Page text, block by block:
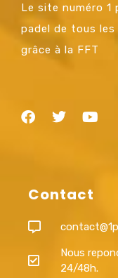
Le site numéro 1
padel de tous les
grâce à la FFT
Contact
Nous
24/48h.